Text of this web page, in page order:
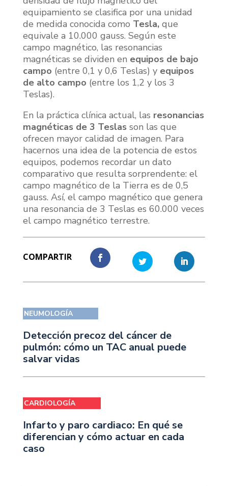
equipamiento se clasifica por una unidad
de medida conocida como Tesla, que
equivale a 10.000 gauss. Según este
campo magnético, las resonancias
magnéticas se dividen en equipos de bajo
campo (entre 0,1 y 0,6 Teslas) y equipos
de alto campo (entre los 1,2 y los 3
Teslas).
En la práctica clínica actual, las resonancias
magnéticas de 3 Teslasson las que
ofrecen mayor calidad de imagen. Para
hacernos una idea de la potencia de estos
equipos, podemos recordar un dato
comparativo que resulta sorprendente: el
campo magnético de la Tierra es de 0,5
gauss. Así, el campo magnético que genera
una resonancia de 3 Teslas es 60.000 veces
el campo magnético terrestre.
NEUMOLOGÍA
Detección precoz del cáncer de
pulmón: cómo un TAC anual puede
salvar vidas
CARDIOLOGÍA
Infarto y paro cardiaco: En qué se
diferencian y cómo actuar en cada
caso